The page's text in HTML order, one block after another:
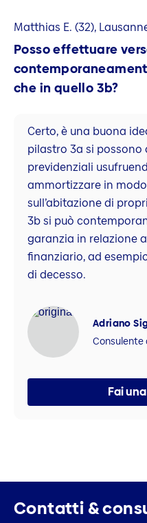
Matthias E. (32),
Posso effettuare
che in quello 3b?
Certo, è una buona
pilastro 3a si
previdenziali
ammortizzare in
sull’abitazione di
3b si può
garanzia in relazione
finanziario, ad
di decesso.
Adriano
Fai
Contatti &